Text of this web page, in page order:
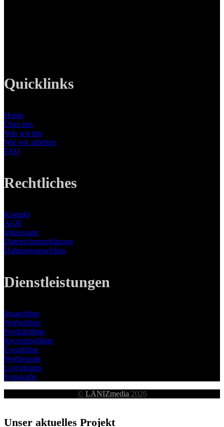
Quicklinks
Home
Über uns
Was wir tun
Wie wir arbeiten
FAQ
Rechtliches
Kontakt
AGB
Impressum
Datenschutzerklärung
Haftungsausschluss
Dienstleistungen
Imagefilme
Werbefilme
Produktfilme
Recruitingfilme
Eventfilme
Werbespots
Livestreams
Fotografie
© LANIZmedia 2026
Unser aktuelles Projekt